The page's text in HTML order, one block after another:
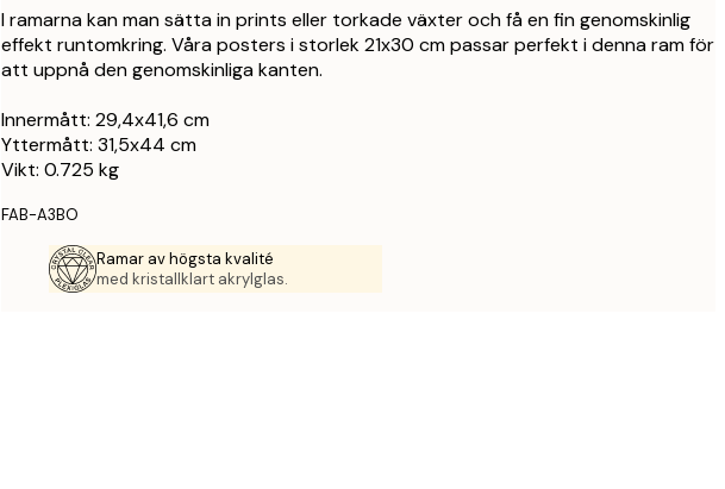
I ramarna kan man sätta in prints eller torkade växter och få en fin genomskinlig
effekt runtomkring. Våra posters i storlek 21x30 cm passar perfekt i denna ram för
att uppnå den genomskinliga kanten.
Innermått: 29,4x41,6 cm
Yttermått: 31,5x44 cm
Vikt: 0.725 kg
FAB-A3BO
Ramar av högsta kvalité
med kristallklart akrylglas.